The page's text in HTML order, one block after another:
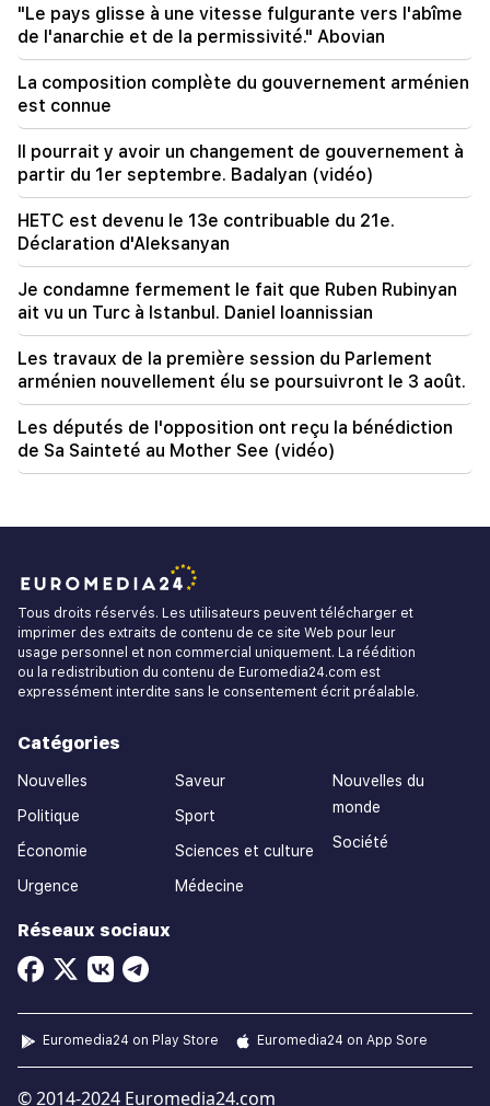
18:20
Pashinyan et le conseiller principal de l'envoyé
spécial américain ont discuté de la mise en
œuvre du projet TRIPP
"Le pays glisse à une vitesse fulgurante vers l'abîme
de l'anarchie et de la permissivité." Abovian
La composition complète du gouvernement arménien
est connue
Il pourrait y avoir un changement de gouvernement à
partir du 1er septembre. Badalyan (vidéo)
HETC est devenu le 13e contribuable du 21e.
Déclaration d'Aleksanyan
Je condamne fermement le fait que Ruben Rubinyan
ait vu un Turc à Istanbul. Daniel Ioannissian
Les travaux de la première session du Parlement
arménien nouvellement élu se poursuivront le 3 août.
Les députés de l'opposition ont reçu la bénédiction
de Sa Sainteté au Mother See (vidéo)
Tous droits réservés. Les utilisateurs peuvent télécharger et
imprimer des extraits de contenu de ce site Web pour leur
usage personnel et non commercial uniquement. La réédition
ou la redistribution du contenu de Euromedia24.com est
expressément interdite sans le consentement écrit préalable.
Catégories
Nouvelles
Politique
Économie
Urgence
Saveur
Sport
Sciences et culture
Médecine
Nouvelles du
monde
Société
Réseaux sociaux
© 2014-2024 Euromedia24.com
Euromedia24 on Play Store Euromedia24 on App Sore